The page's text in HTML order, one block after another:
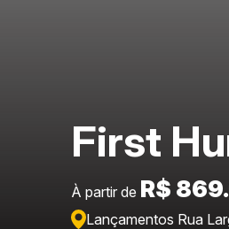
First
À partir de R$
Lançamentos Rua